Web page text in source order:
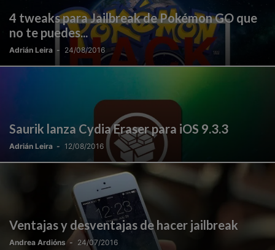
4 tweaks para Jailbreak de Pokémon GO que
no te puedes...
Adrián Leira - 24/08/2016
Saurik lanza Cydia Eraser para iOS 9.3.3
Adrián Leira - 12/08/2016
Ventajas y desventajas de hacer jailbreak
Andrea Ardións - 24/07/2016